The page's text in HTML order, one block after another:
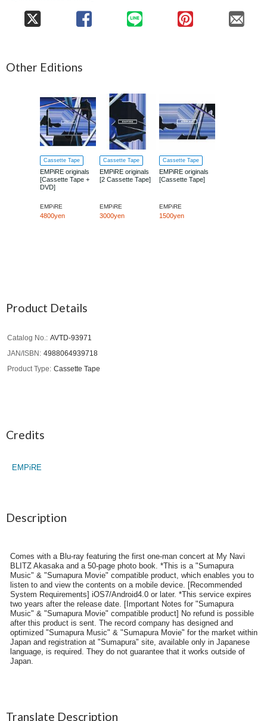
Other Editions
Cassette Tape
EMPiRE originals
[Cassette Tape +
DVD]
EMPiRE
4800yen
Cassette Tape
EMPiRE originals
[2 Cassette Tape]
EMPiRE
3000yen
Cassette Tape
EMPiRE originals
[Cassette Tape]
EMPiRE
1500yen
Product Details
Catalog No.
AVTD-93971
JAN/ISBN
4988064939718
Product Type
Cassette Tape
Credits
EMPiRE
Description
Comes with a Blu-ray featuring the first one-man concert at My Navi
BLITZ Akasaka and a 50-page photo book. *This is a "Sumapura
Music" & "Sumapura Movie" compatible product, which enables you to
listen to and view the contents on a mobile device. [Recommended
System Requirements] iOS7/Android4.0 or later. *This service expires
two years after the release date. [Important Notes for "Sumapura
Music" & "Sumapura Movie" compatible product] No refund is possible
after this product is sent. The record company has designed and
optimized "Sumapura Music" & "Sumapura Movie" for the market within
Japan and registration at "Sumapura" site, available only in Japanese
language, is required. They do not guarantee that it works outside of
Japan.
Translate Description